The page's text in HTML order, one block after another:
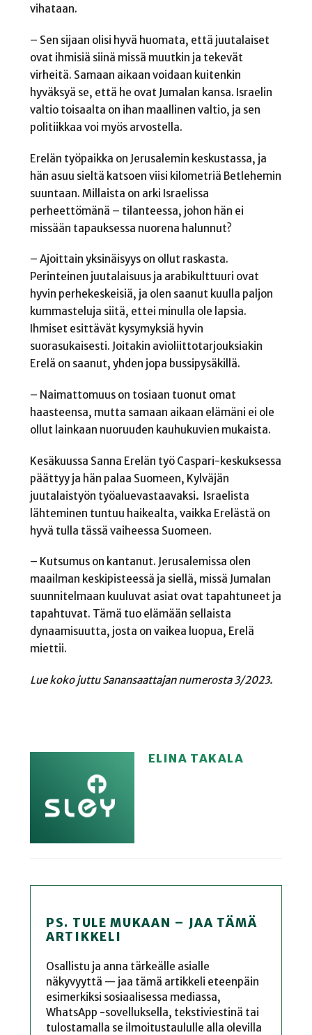
vihataan.
– Sen sijaan olisi hyvä huomata, että juutalaiset
ovat ihmisiä siinä missä muutkin ja tekevät
virheitä. Samaan aikaan voidaan kuitenkin
hyväksyä se, että he ovat Jumalan kansa. Israelin
valtio toisaalta on ihan maallinen valtio, ja sen
politiikkaa voi myös arvostella.
Erelän työpaikka on Jerusalemin keskustassa, ja
hän asuu sieltä katsoen viisi kilometriä Betlehemin
suuntaan. Millaista on arki Israelissa
perheettömänä – tilanteessa, johon hän ei
missään tapauksessa nuorena halunnut?
– Ajoittain yksinäisyys on ollut raskasta.
Perinteinen juutalaisuus ja arabikulttuuri ovat
hyvin perhekeskeisiä, ja olen saanut kuulla paljon
kummasteluja siitä, ettei minulla ole lapsia.
Ihmiset esittävät kysymyksiä hyvin
suorasukaisesti. Joitakin avioliittotarjouksiakin
Erelä on saanut, yhden jopa bussipysäkillä.
– Naimattomuus on tosiaan tuonut omat
haasteensa, mutta samaan aikaan elämäni ei ole
ollut lainkaan nuoruuden kauhukuvien mukaista.
Kesäkuussa Sanna Erelän työ Caspari-keskuksessa
päättyy ja hän palaa Suomeen, Kylväjän
juutalaistyön työaluevastaavaksi. Israelista
lähteminen tuntuu haikealta, vaikka Erelästä on
hyvä tulla tässä vaiheessa Suomeen.
– Kutsumus on kantanut. Jerusalemissa olen
maailman keskipisteessä ja siellä, missä Jumalan
suunnitelmaan kuuluvat asiat ovat tapahtuneet ja
tapahtuvat. Tämä tuo elämään sellaista
dynaamisuutta, josta on vaikea luopua, Erelä
miettii.
Lue koko juttu Sanansaattajan numerosta 3/2023.
ELINA TAKALA
PS. TULE MUKAAN – JAA TÄMÄ
ARTIKKELI
Osallistu ja anna tärkeälle asialle
näkyvyyttä — jaa tämä artikkeli eteenpäin
esimerkiksi sosiaalisessa mediassa,
WhatsApp -sovelluksella, tekstiviestinä tai
tulostamalla se ilmoitustaululle alla olevilla